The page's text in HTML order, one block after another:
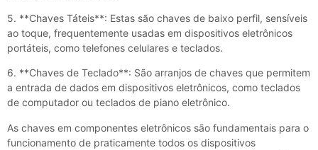
5. **Chaves Táteis**: Estas são chaves de baixo perfil, sensíveis
ao toque, frequentemente usadas em dispositivos eletrônicos
portáteis, como telefones celulares e teclados.
6. **Chaves de Teclado**: São arranjos de chaves que permitem
a entrada de dados em dispositivos eletrônicos, como teclados
de computador ou teclados de piano eletrônico.
As chaves em componentes eletrônicos são fundamentais para o
funcionamento de praticamente todos os dispositivos